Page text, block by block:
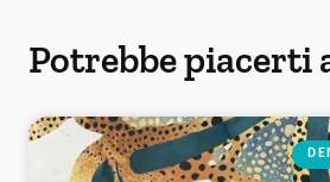
Potrebbe piacerti